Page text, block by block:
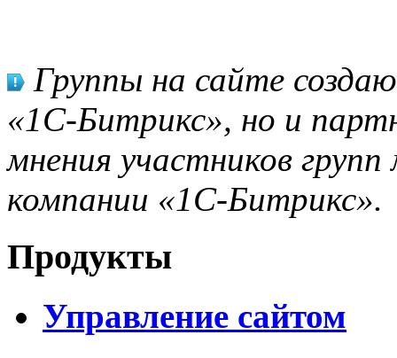
Группы на сайте
«1С-Битрикс», но и
мнения участников
компании «1С-Битрикс».
Продукты
Управление сайтом